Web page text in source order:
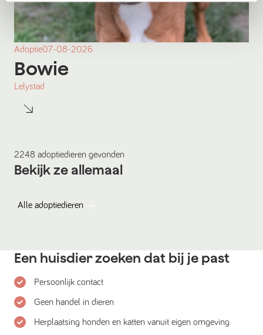
Adoptie07-08-2026
Bowie
Lelystad
2248 adoptiedieren gevonden
Bekijk ze allemaal
Alle adoptiedieren
Een huisdier zoeken dat bij je past
Persoonlijk contact
Geen handel in dieren
Herplaatsing honden en katten vanuit eigen omgeving